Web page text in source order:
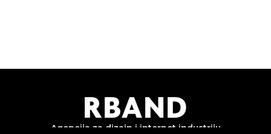
RBAND
Agencija za dizajn i internet industriju